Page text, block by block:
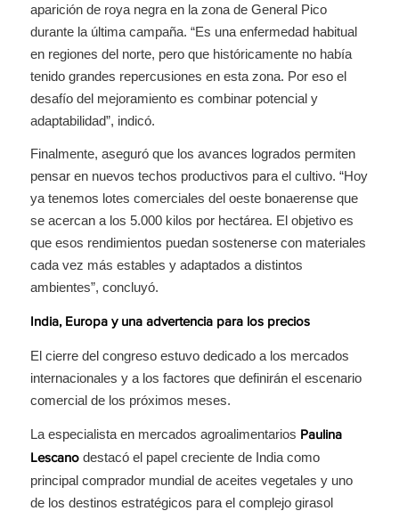
aparición de roya negra en la zona de General Pico
durante la última campaña. “Es una enfermedad habitual
en regiones del norte, pero que históricamente no había
tenido grandes repercusiones en esta zona. Por eso el
desafío del mejoramiento es combinar potencial y
adaptabilidad”, indicó.
Finalmente, aseguró que los avances logrados permiten
pensar en nuevos techos productivos para el cultivo. “Hoy
ya tenemos lotes comerciales del oeste bonaerense que
se acercan a los 5.000 kilos por hectárea. El objetivo es
que esos rendimientos puedan sostenerse con materiales
cada vez más estables y adaptados a distintos
ambientes”, concluyó.
India, Europa y una advertencia para los precios
El cierre del congreso estuvo dedicado a los mercados
internacionales y a los factores que definirán el escenario
comercial de los próximos meses.
La especialista en mercados agroalimentarios Paulina
Lescanodestacó el papel creciente de India como
principal comprador mundial de aceites vegetales y uno
de los destinos estratégicos para el complejo girasol